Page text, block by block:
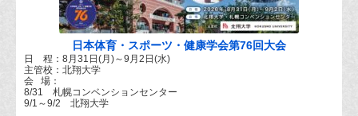
日本体育・スポーツ・健康学会第76回大会
日 程：8月31日(月)～9月2日(水)
主管校：北翔大学
会 場：
8/31 札幌コンベンションセンター
9/1～9/2 北翔大学